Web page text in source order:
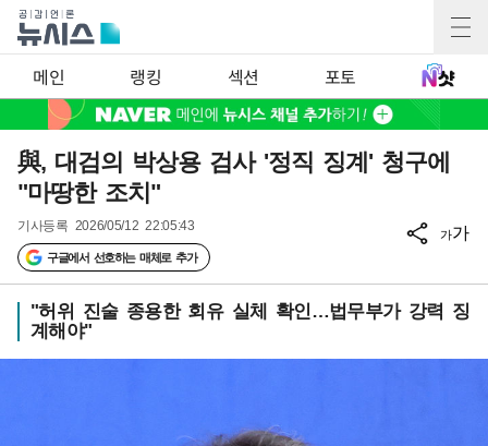
메인 랭킹 섹션 포토
與, 대검의 박상용 검사 '정직 징계' 청구에
"마땅한 조치"
기사등록 2026/05/12 22:05:43
구글에서 선호하는 매체로 추가
가가
"허위 진술 종용한 회유 실체 확인…법무부가 강력 징
계해야"